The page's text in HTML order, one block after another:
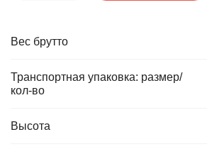
Вес брутто
Транспортная упаковка: размер/
кол-во
Высота